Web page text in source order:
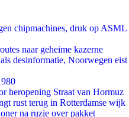
chipmachines, druk op ASML
naar geheime kazerne
desinformatie, Noorwegen eist
heropening Straat van Hormuz
rust terug in Rotterdamse wijk
na ruzie over pakket